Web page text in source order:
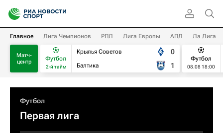
Главное Лига Чемпионов РПЛ Лига Европы АПЛ Ла Лига
Матч-
центр
Футбол
2-й тайм
Крылья Советов
Балтика
0
1
Футбол
08.08 18:00
Футбол
Первая лига